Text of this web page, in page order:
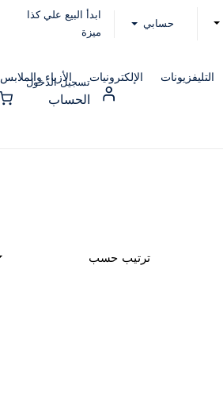
حسابي
ابدأ البيع علي كذا
ميزة
التليفزيونات الإلكترونيات الأزياء والملابس
تسجيل الدخول
الحساب
ترتيب حسب